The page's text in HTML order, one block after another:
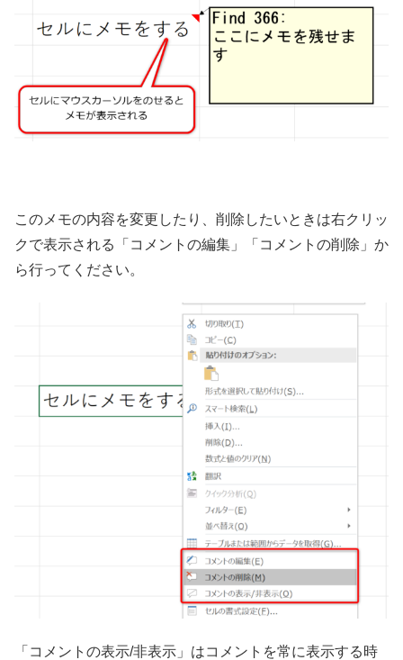
このメモの内容を変更したり、削除したいときは右クリッ
クで表示される「コメントの編集」「コメントの削除」か
ら行ってください。
「コメントの表示/非表示」はコメントを常に表示する時